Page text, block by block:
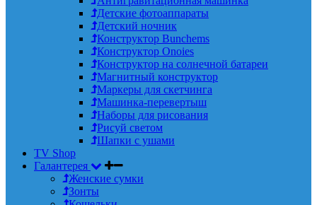
Детские фотоаппараты
Детский ночник
Конструктор Bunchems
Конструктор Onoies
Конструктор на солнечной батареи
Магнитный конструктор
Маркеры для скетчинга
Машинка-перевертыш
Наборы для рисования
Рисуй светом
Шапки с ушами
TV Shop
Галантерея
Женские сумки
Зонты